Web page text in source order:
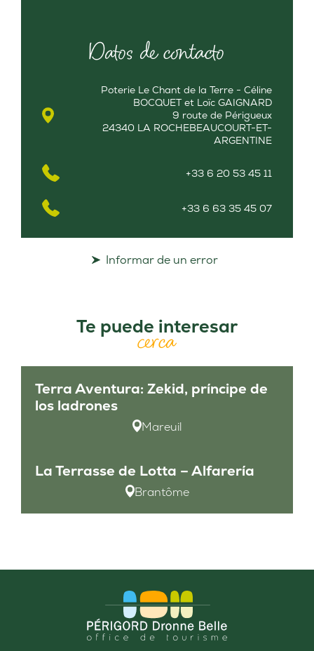
Datos de contacto
Poterie Le Chant de la Terre - Céline
BOCQUET et Loïc GAIGNARD
9 route de Périgueux
24340 LA ROCHEBEAUCOURT-ET-
ARGENTINE
+33 6 20 53 45 11
+33 6 63 35 45 07
Informar de un error
Te puede interesar
cerca
Terra Aventura: Zekid, príncipe de
los ladrones
Mareuil
La Terrasse de Lotta – Alfarería
Brantôme